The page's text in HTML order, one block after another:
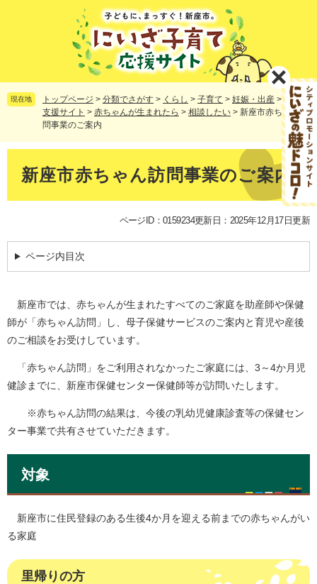
頭
で
飛
ば
本
現在地 トップページ > 分類でさがす > くらし > 子育て > 妊娠・出産 >子育て
支援サイト > 赤ちゃんが生まれたら > 相談したい > 新座市赤ちゃん訪
問事業のご案内
新座市赤ちゃん訪問事業のご案内
ページID：0159234更新日：2025年12月17日更新
ページ内目次
新座市では、赤ちゃんが生まれたすべてのご家庭を助産師や保健
師が「赤ちゃん訪問」し、母子保健サービスのご案内と育児や産後
のご相談をお受けしています。
「赤ちゃん訪問」をご利用されなかったご家庭には、3～4か月児
健診までに、新座市保健センター保健師等が訪問いたします。
※赤ちゃん訪問の結果は、今後の乳幼児健康診査等の保健セン
ター事業で共有させていただきます。
対象
新座市に住民登録のある生後4か月を迎える前までの赤ちゃんがい
る家庭
里帰りの方